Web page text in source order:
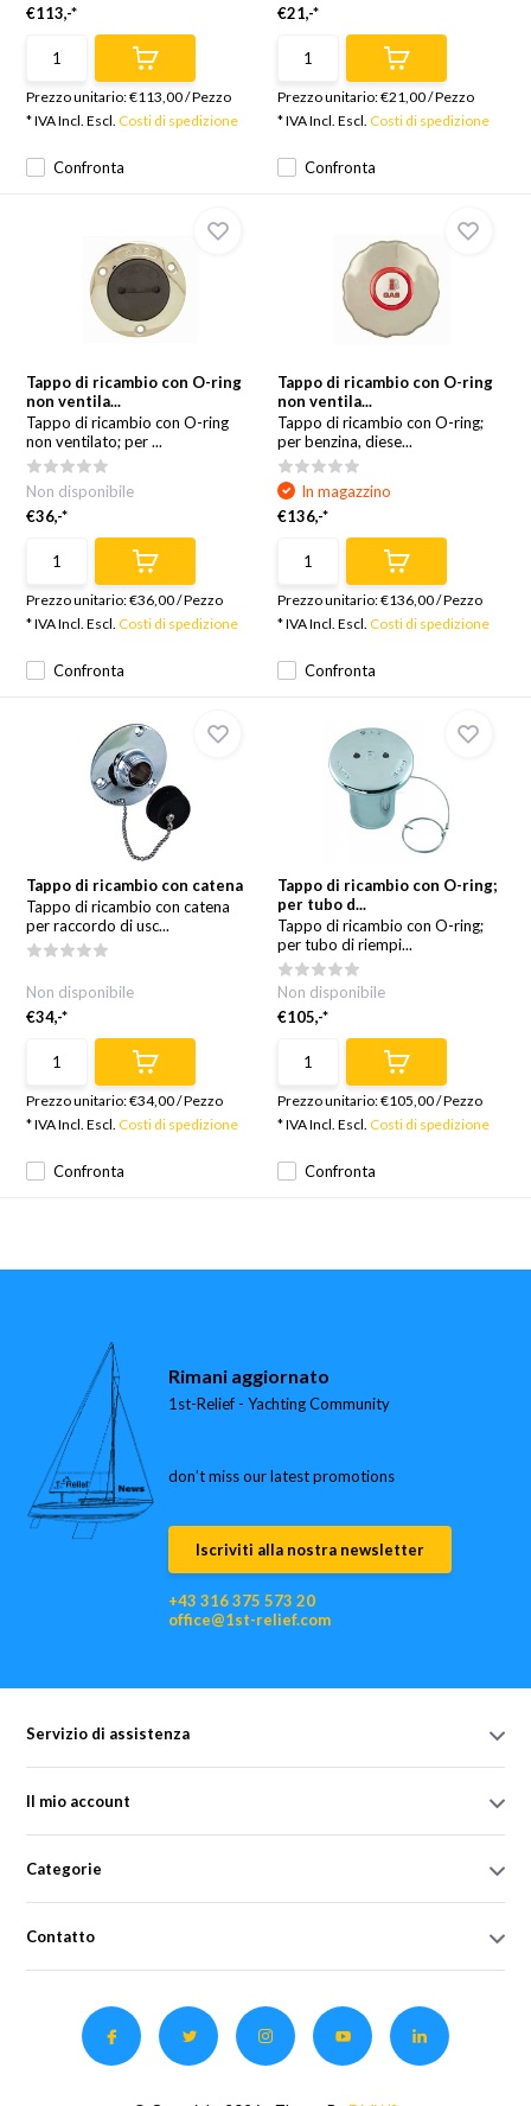
Confronta
€113,-*
Prezzo unitario:€113,00/Pezzo
* IVA Incl. Escl.Costi di spedizione
Confronta
€21,-*
Prezzo unitario:€21,00/Pezzo
* IVA Incl. Escl. Costi di spedizione
Tappo di ricambio con O-ring
non ventila...
Tappo di ricambio con O-ring
non ventilato; per ...
Confronta
Non disponibile
€36,-*
Prezzo unitario:€36,00/Pezzo
* IVA Incl. Escl.Costi di spedizione
Tappo di ricambio con O-ring
non ventila...
Tappo di ricambio con O-ring;
per benzina, diese...
Confronta
In magazzino
€136,-*
Prezzo unitario:€136,00/Pezzo
* IVA Incl. Escl. Costi di spedizione
Tappo di ricambio con catena
Tappo di ricambio con catena
per raccordo di usc...
Confronta
Non disponibile
€34,-*
Prezzo unitario:€34,00/Pezzo
* IVA Incl. Escl.Costi di spedizione
Tappo di ricambio con O-ring;
per tubo d...
Tappo di ricambio con O-ring;
per tubo di riempi...
Confronta
Non disponibile
€105,-*
Prezzo unitario:€105,00/Pezzo
* IVA Incl. Escl. Costi di spedizione
Rimani aggiornato
1st-Relief - Yachting Community
don’t miss our latest promotions
Iscriviti alla nostra newsletter
+43 316 375 573 20
office@1st-relief.com
Servizio di assistenza
Il mio account
Categorie
Contatto